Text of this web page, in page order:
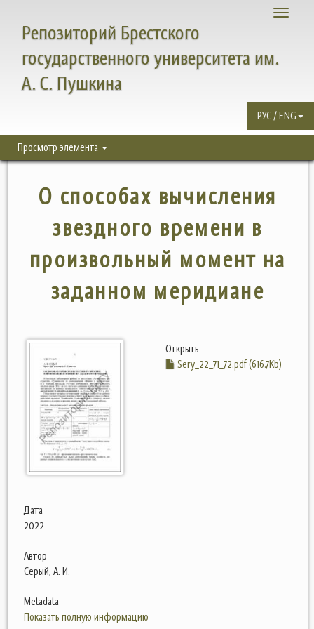
Toggle
Репозиторий Брестского
государственного университета им.
А. С. Пушкина
РУС / ENG
Просмотр элемента
О способах вычисления
звездного времени в
произвольный момент на
заданном меридиане
Открыть
Sery_22_71_72.pdf (616.7Kb)
Дата
2022
Автор
Серый, А. И.
Metadata
Показать полную информацию